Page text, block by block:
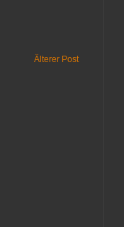
Älterer Post